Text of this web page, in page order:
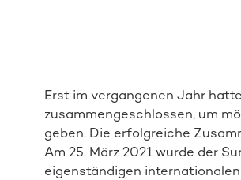
Erst im vergangenen Jahr
zusammengeschlossen, um
geben. Die erfolgreiche
Am 25. März 2021 wurde der
eigenständigen